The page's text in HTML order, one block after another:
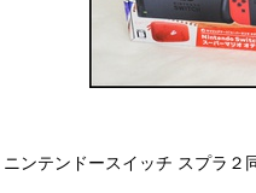
ニンテンドースイッチ スプラ２